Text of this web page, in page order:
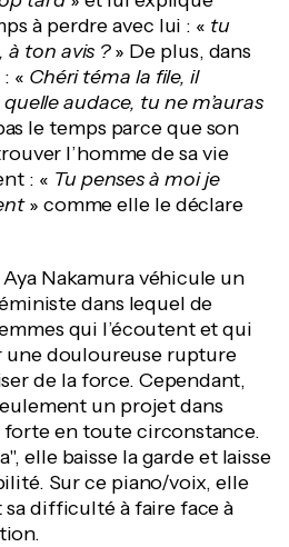
à perdre avec lui : « tu
à ton avis ?» De plus, dans
« Chéri téma la file, il
audace, tu ne m’auras
le temps parce que son
l’homme de sa vie
: « Tu penses à moi je
» comme elle le déclare
Nakamura véhicule un
dans lequel de
qui l’écoutent et qui
une douloureuse rupture
de la force. Cependant,
un projet dans
forte en toute circonstance.
elle baisse la garde et laisse
Sur ce piano/voix, elle
sa difficulté à faire face à